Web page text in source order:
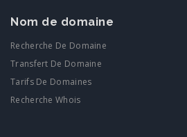
Nom de domaine
Recherche De Domaine
Transfert De Domaine
Tarifs De Domaines
Recherche Whois